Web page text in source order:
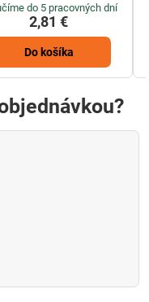
do 5 pracovných dní
2,81 €
Do košíka